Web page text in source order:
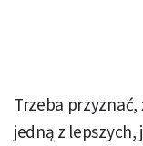
Trzeba przyznać,
jedną z lepszych,